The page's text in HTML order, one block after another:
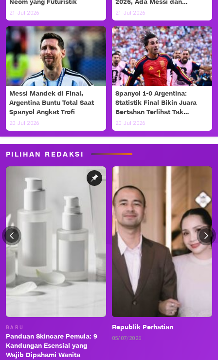
Neom yang Futuristik
21 Jul 2026
2026, Ada Messi dan
Haaland!
21 Jul 2026
Messi Mandek di Final,
Argentina Buntu Total Saat
Spanyol Angkat Trofi
20 Jul 2026
Spanyol 1-0 Argentina:
Statistik Final Bikin Juara
Bertahan Terlihat Tak
Berdaya
20 Jul 2026
PILIHAN REDAKSI
BARU
Panduan Skincare Pemula: 9
Kandungan Esensial yang
Wajib Dipahami Wanita
Republik Perhatian
05/07/2026